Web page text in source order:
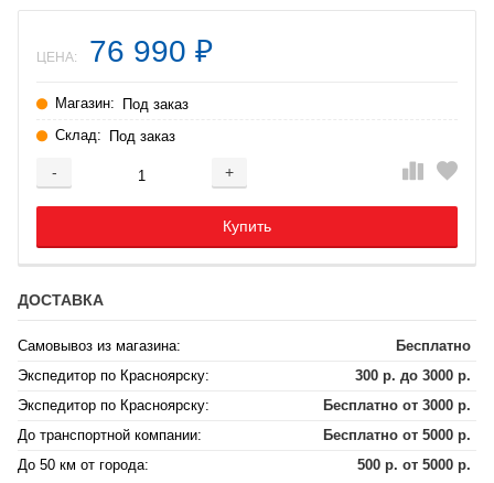
ЦЕНА: 76 990 ₽
Магазин: Под заказ
Склад: Под заказ
- +
Добавляется...
Купить
Добавлен
ДОСТАВКА
Самовывоз из магазина:
Бесплатно
Экспедитор по Красноярску:
300 р. до 3000 р.
Экспедитор по Красноярску:
Бесплатно от 3000 р.
До транспортной компании:
Бесплатно от 5000 р.
До 50 км от города:
500 р. от 5000 р.